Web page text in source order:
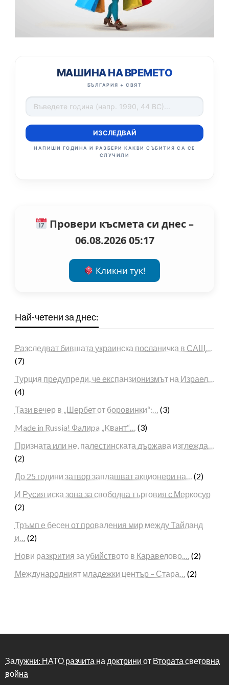
МАШИНА НА ВРЕМЕТО
БЪЛГАРИЯ + СВЯТ
ИЗСЛЕДВАЙ
НАПИШИ ГОДИНА И РАЗБЕРИ КАКВИ СЪБИТИЯ СА СЕ
СЛУЧИЛИ
Провери късмета си днес –
06.08.2026 05:17
Кликни тук!
Най-четени за днес:
Разследват бившата украинска посланичка в САЩ…
(7)
Турция предупреди, че експанзионизмът на Израел…
(4)
Тази вечер в „Шербет от боровинки“:… (3)
Made in Russia! Фaлиpa „Kвaнт“… (3)
Призната или не, палестинската държава изглежда…
(2)
До 25 години затвор заплашват акционери на… (2)
И Русия иска зона за свободна търговия с Меркосур
(2)
Тръмп е бесен от проваления мир между Тайланд
и… (2)
Нови разкрития за убийството в Каравелово.… (2)
Международният младежки център – Стара… (2)
Залужни: НАТО разчита на доктрини от Втората световна
война